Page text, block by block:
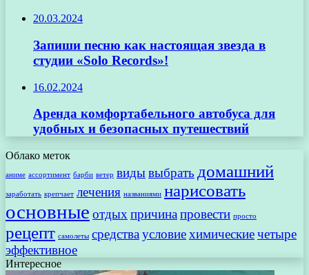
20.03.2024
Запиши песню как настоящая звезда в
студии «Solo Records»!
16.02.2024
Аренда комфортабельного автобуса для
удобных и безопасных путешествий
Облако меток
аниме ассортимент барби ветер видывыбрать домашний
заработать крепчает лечения названиями нарисовать
основные отдых причина провести просто
рецепт самолеты средства условиехимическиечетыре
эффективное
Интересное